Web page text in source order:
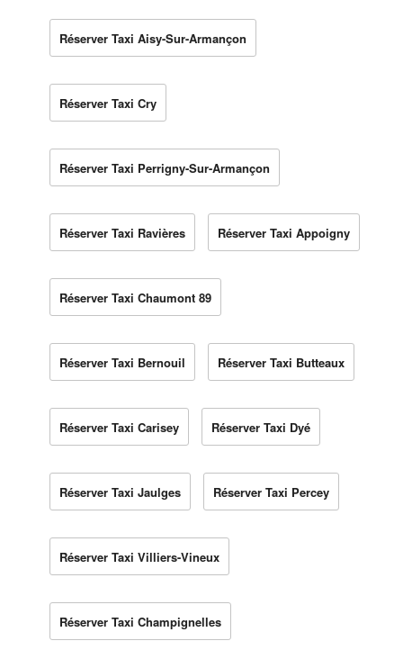
Réserver Taxi Aisy-Sur-Armançon
Réserver Taxi Cry
Réserver Taxi Perrigny-Sur-Armançon
Réserver Taxi Ravières Réserver Taxi Appoigny
Réserver Taxi Chaumont 89
Réserver Taxi Bernouil Réserver Taxi Butteaux
Réserver Taxi Carisey Réserver Taxi Dyé
Réserver Taxi Jaulges Réserver Taxi Percey
Réserver Taxi Villiers-Vineux
Réserver Taxi Champignelles